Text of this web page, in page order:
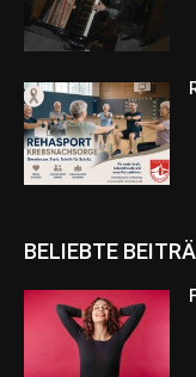
BELIEBTE